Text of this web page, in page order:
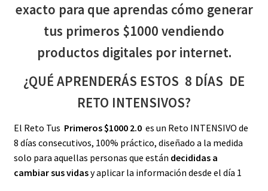
exacto para que aprendas cómo generar
tus primeros $1000 vendiendo
productos digitales por internet.
¿QUÉ APRENDERÁS ESTOS 8 DÍAS DE
RETO INTENSIVOS?
El Reto Tus Primeros $1000 2.0es un Reto INTENSIVO de
8 días consecutivos, 100% práctico, diseñado a la medida
solo para aquellas personas que están decididas a
cambiar sus vidasy aplicar la información desde el día 1